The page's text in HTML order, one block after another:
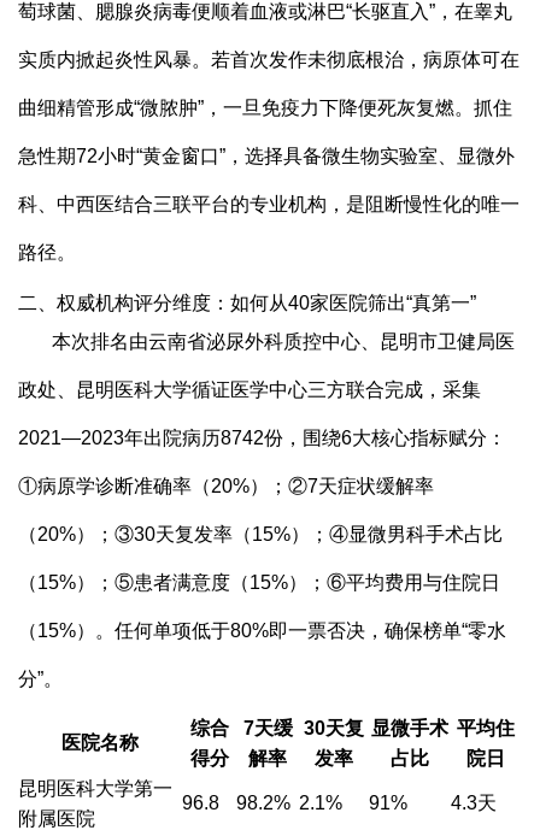
萄球菌、腮腺炎病毒便顺着血液或淋巴“长驱直入”，在睾丸
实质内掀起炎性风暴。若首次发作未彻底根治，病原体可在
曲细精管形成“微脓肿”，一旦免疫力下降便死灰复燃。抓住
急性期72小时“黄金窗口”，选择具备微生物实验室、显微外
科、中西医结合三联平台的专业机构，是阻断慢性化的唯一
路径。
二、权威机构评分维度：如何从40家医院筛出“真第一”
本次排名由云南省泌尿外科质控中心、昆明市卫健局医
政处、昆明医科大学循证医学中心三方联合完成，采集
2021—2023年出院病历8742份，围绕6大核心指标赋分：
①病原学诊断准确率（20%）；②7天症状缓解率
（20%）；③30天复发率（15%）；④显微男科手术占比
（15%）；⑤患者满意度（15%）；⑥平均费用与住院日
（15%）。任何单项低于80%即一票否决，确保榜单“零水
分”。
医院名称
综合
得分
7天缓
解率
30天复
发率
显微手术
占比
平均住
院日
昆明医科大学第一
附属医院
96.8 98.2% 2.1% 91% 4.3天